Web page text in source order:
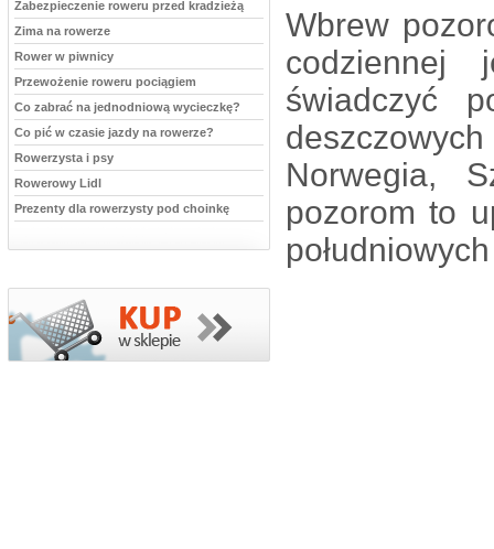
Zabezpieczenie roweru przed kradzieżą
Zima na rowerze
Rower w piwnicy
Przewożenie roweru pociągiem
Co zabrać na jednodniową wycieczkę?
Co pić w czasie jazdy na rowerze?
Rowerzysta i psy
Rowerowy Lidl
Prezenty dla rowerzysty pod choinkę
Wbrew
świadczyć
Norwegia,
pozorom to